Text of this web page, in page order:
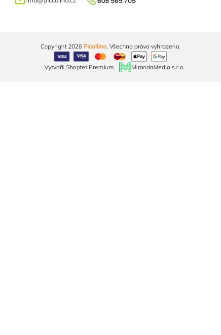
Vytvořil Shoptet Premium MirandaMedia s.r.o.
Copyright 2026 Picollino. Všechna práva vyhrazena.